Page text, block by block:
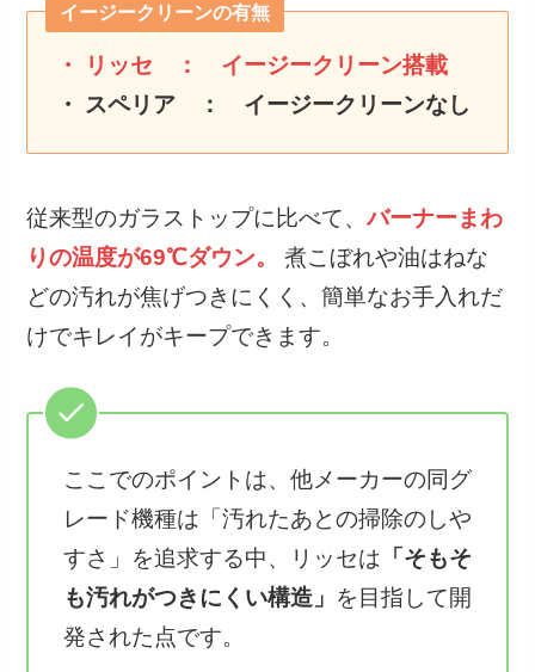
イージークリーンの有無
・ リッセ ：
イージークリーン搭載
・ スペリア ： イージークリーンなし
従来型のガラストップに比べて、バーナーまわ
りの温度が69℃ダウン。
煮こぼれや油はねな
どの汚れが焦げつきにくく、簡単なお手入れだ
けでキレイがキープできます。
ここでのポイントは、他メーカーの同グ
レード機種は「汚れたあとの掃除のしや
すさ」を追求する中、リッセは 「そもそ
も汚れがつきにくい構造」 を目指して開
発された点です。